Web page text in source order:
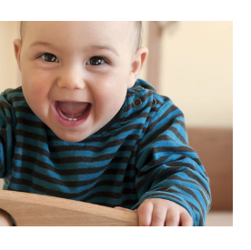
DONDE COMPRAR
PY (ES)
SUSCRÍBASE